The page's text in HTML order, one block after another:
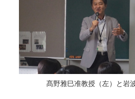
髙野雅巳准教授（左）と岩